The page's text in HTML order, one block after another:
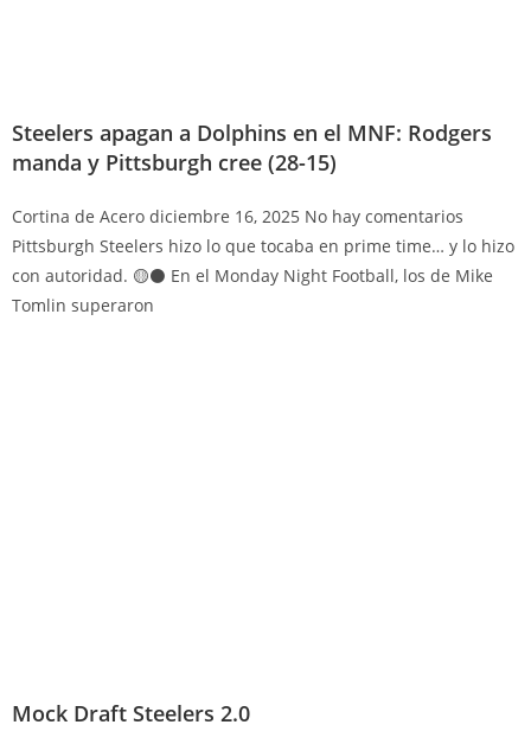
Steelers apagan a Dolphins en el MNF: Rodgers
manda y Pittsburgh cree (28-15)
Cortina de Acero diciembre 16, 2025 No hay comentarios
Pittsburgh Steelers hizo lo que tocaba en prime time… y lo hizo
con autoridad. 🟡⚫ En el Monday Night Football, los de Mike
Tomlin superaron
Mock Draft Steelers 2.0